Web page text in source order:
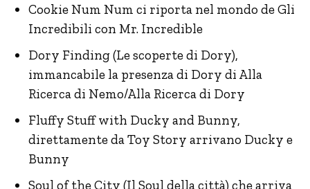
Cookie Num Num ci riporta nel mondo de Gli
Incredibili con Mr. Incredible
Dory Finding (Le scoperte di Dory),
immancabile la presenza di Dory di Alla
Ricerca di Nemo/Alla Ricerca di Dory
Fluffy Stuff with Ducky and Bunny,
direttamente da Toy Story arrivano Ducky e
Bunny
Soul of the City (Il Soul della città) che arriva